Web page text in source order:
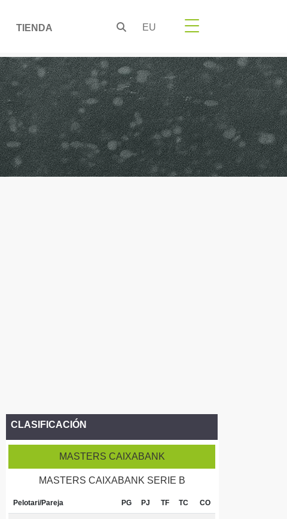
TIENDA EU
CLASIFICACIÓN
MASTERS CAIXABANK
MASTERS CAIXABANK SERIE B
Pelotari/Pareja PG PJ TF TC CO